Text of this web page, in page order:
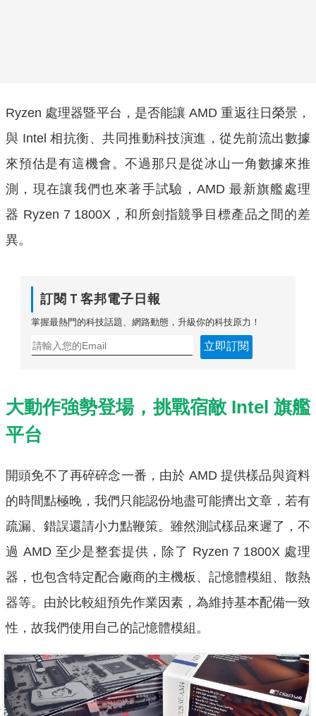
Ryzen 處理器暨平台，是否能讓 AMD 重返往日榮景，
與 Intel 相抗衡、共同推動科技演進，從先前流出數據
來預估是有這機會。不過那只是從冰山一角數據來推
測，現在讓我們也來著手試驗，AMD 最新旗艦處理
器 Ryzen 7 1800X，和所劍指競爭目標產品之間的差
異。
訂閱Ｔ客邦電子日報
掌握最熱門的科技話題、網路動態，升級你的科技原力！
立即訂閱
大動作強勢登場，挑戰宿敵 Intel 旗艦
平台
開頭免不了再碎碎念一番，由於 AMD 提供樣品與資料
的時間點極晚，我們只能認份地盡可能擠出文章，若有
疏漏、錯誤還請小力點鞭策。雖然測試樣品來遲了，不
過 AMD 至少是整套提供，除了 Ryzen 7 1800X 處理
器，也包含特定配合廠商的主機板、記憶體模組、散熱
器等。由於比較組預先作業因素，為維持基本配備一致
性，故我們使用自己的記憶體模組。